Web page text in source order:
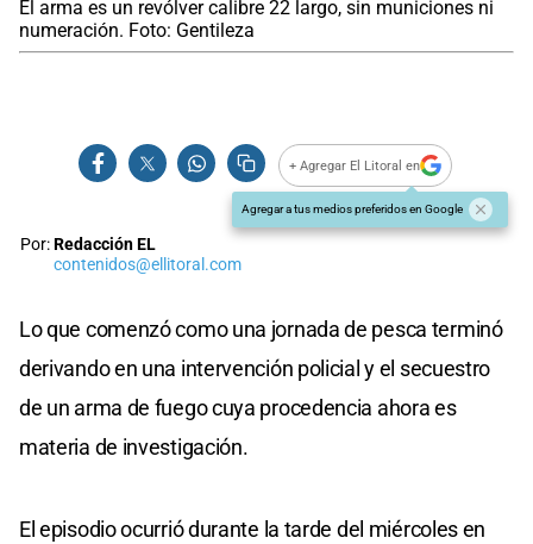
El arma es un revólver calibre 22 largo, sin municiones ni
numeración. Foto: Gentileza
+ Agregar El Litoral en
Agregar a tus medios preferidos en Google
Por:Redacción EL
contenidos@ellitoral.com
Lo que comenzó como una jornada de pesca terminó
derivando en una intervención policial y el secuestro
de un arma de fuego cuya procedencia ahora es
materia de investigación.
El episodio ocurrió durante la tarde del miércoles en